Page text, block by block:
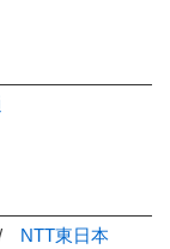
NTT東日本